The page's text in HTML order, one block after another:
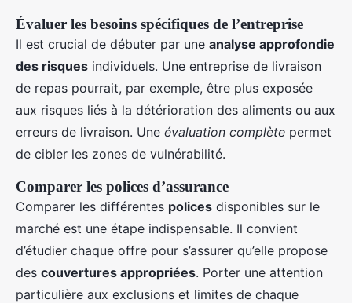
Évaluer les besoins spécifiques de l’entreprise
Il est crucial de débuter par une analyse approfondie
des risques individuels. Une entreprise de livraison
de repas pourrait, par exemple, être plus exposée
aux risques liés à la détérioration des aliments ou aux
erreurs de livraison. Une évaluation complète permet
de cibler les zones de vulnérabilité.
Comparer les polices d’assurance
Comparer les différentes polices disponibles sur le
marché est une étape indispensable. Il convient
d’étudier chaque offre pour s’assurer qu’elle propose
des couvertures appropriées. Porter une attention
particulière aux exclusions et limites de chaque